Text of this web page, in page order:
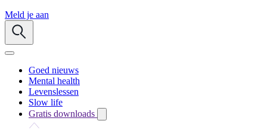
Meld je aan
Goed nieuws
Mental health
Levenslessen
Slow life
Gratis downloads